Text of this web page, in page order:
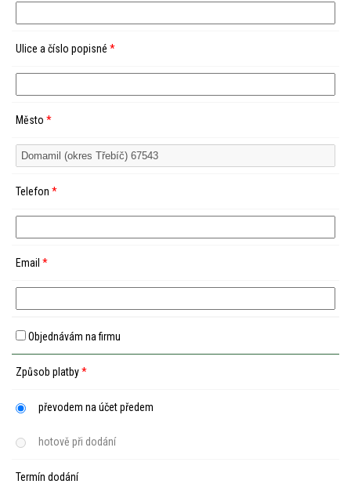
Ulice a číslo popisné *
Město *
Telefon *
Email *
Objednávám na firmu
Způsob platby*
převodem na účet předem
hotově při dodání
Termín dodání